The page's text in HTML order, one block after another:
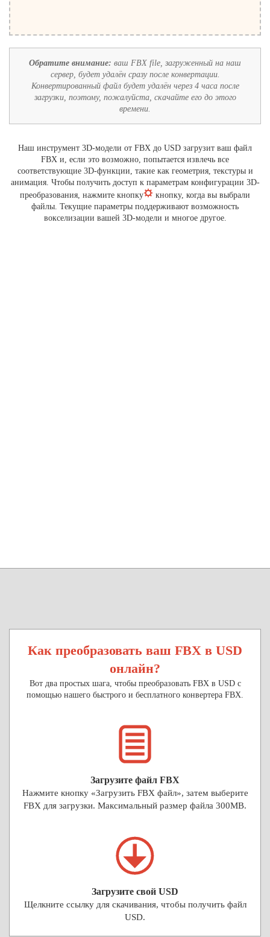
Обратите внимание: ваш FBX file, загруженный на наш
сервер, будет удалён сразу после конвертации.
Конвертированный файл будет удалён через 4 часа после
загрузки, поэтому, пожалуйста, скачайте его до этого
времени.
Наш инструмент 3D-модели от FBX до USD загрузит ваш файл
FBX и, если это возможно, попытается извлечь все
соответствующие 3D-функции, такие как геометрия, текстуры и
анимация. Чтобы получить доступ к параметрам конфигурации 3D-
преобразования, нажмите кнопку
кнопку, когда вы выбрали
файлы. Текущие параметры поддерживают возможность
вокселизации вашей 3D-модели и многое другое.
Как преобразовать ваш FBX в USD
онлайн?
Вот два простых шага, чтобы преобразовать FBX в USD с
помощью нашего быстрого и бесплатного конвертера FBX.
Загрузите файл FBX
Нажмите кнопку «Загрузить FBX файл», затем выберите
FBX для загрузки. Максимальный размер файла 300MB.
Загрузите свой USD
Щелкните ссылку для скачивания, чтобы получить файл
USD.